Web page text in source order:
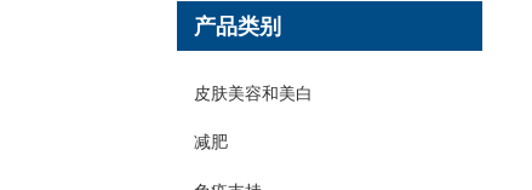
产品类别
皮肤美容和美白
减肥